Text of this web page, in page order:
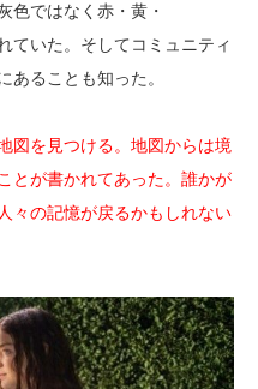
色ではなく赤・黄・
ていた。そしてコミュニティ
あることも知った。
図を見つける。地図からは境
とが書かれてあった。誰かが
々の記憶が戻るかもしれない